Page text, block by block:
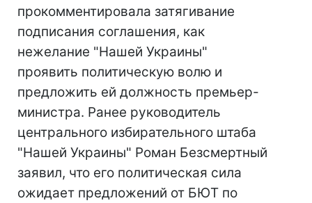
прокомментировала затягивание
подписания соглашения, как
нежелание "Нашей Украины"
проявить политическую волю и
предложить ей должность премьер-
министра. Ранее руководитель
центрального избирательного штаба
"Нашей Украины" Роман Безсмертный
заявил, что его политическая сила
ожидает предложений от БЮТ по